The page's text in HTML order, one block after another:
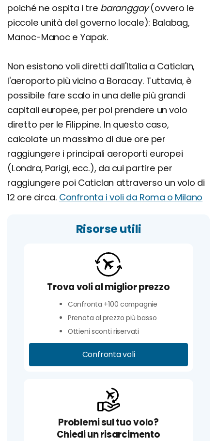
poiché ne ospita i tre baranggay(ovvero le
piccole unità del governo locale): Balabag,
Manoc-Manoc e Yapak.
Non esistono voli diretti dall'Italia a Caticlan,
l'aeroporto più vicino a Boracay. Tuttavia, è
possibile fare scalo in una delle più grandi
capitali europee, per poi prendere un volo
diretto per le Filippine. In questo caso,
calcolate un massimo di due ore per
raggiungere i principali aeroporti europei
(Londra, Parigi, ecc.), da cui partire per
raggiungere poi Caticlan attraverso un volo di
12 ore circa. Confronta i voli da Roma o Milano
Risorse utili
Trova voli al miglior prezzo
Confronta +100 compagnie
Prenota al prezzo più basso
Ottieni sconti riservati
Confronta voli
Problemi sul tuo volo?
Chiedi un risarcimento